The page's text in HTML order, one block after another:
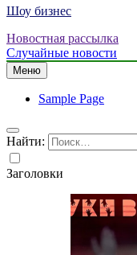
Шоу бизнес
Новостная рассылка
Случайные новости
Меню
Sample Page
Найти:
Заголовки